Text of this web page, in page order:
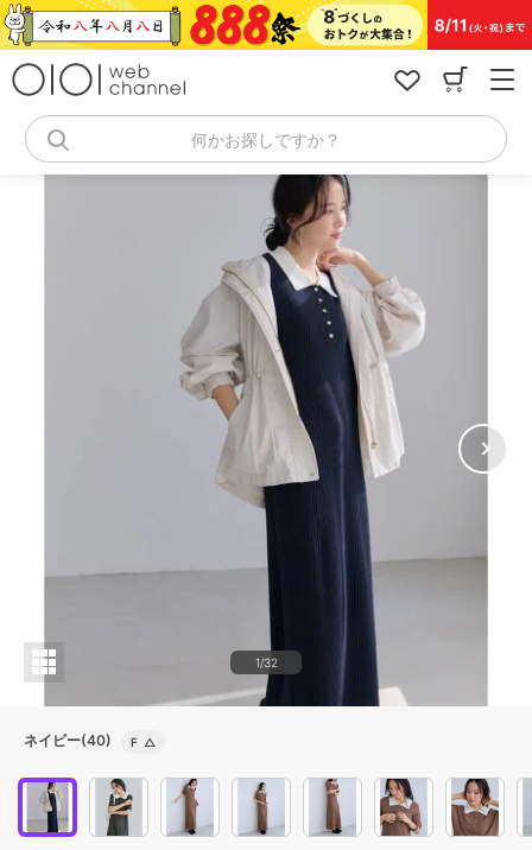
コ
ン
何かお探しですか？
1/32
ネイビー(40) F △